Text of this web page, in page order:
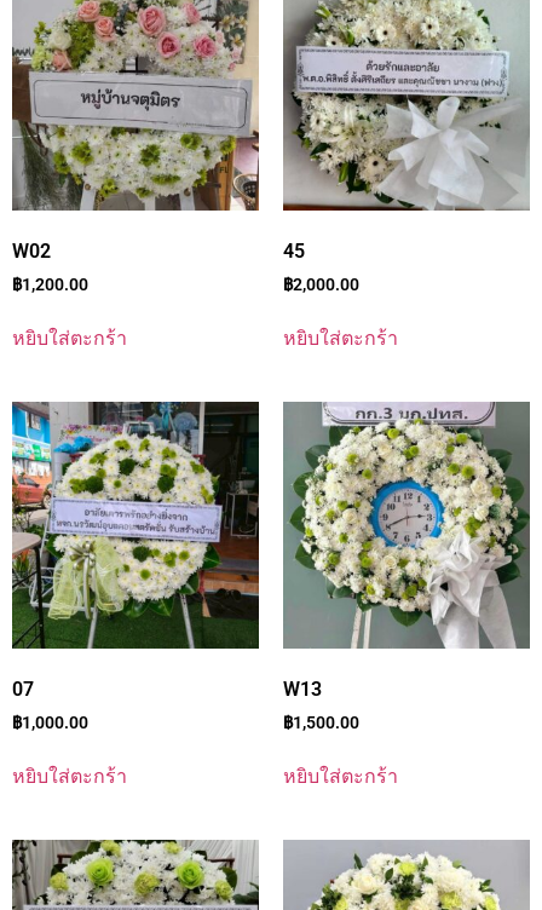
W02
฿1,200.00
หยิบใส่ตะกร้า
45
฿2,000.00
หยิบใส่ตะกร้า
07
฿1,000.00
หยิบใส่ตะกร้า
W13
฿1,500.00
หยิบใส่ตะกร้า